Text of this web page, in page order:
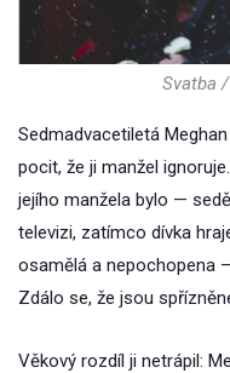
Svatba
Sedmadvacetiletá
pocit, že ji manžel
jejího manžela bylo —
televizi, zatímco dívka
osamělá a nepochopena
Zdálo se, že jsou
Věkový rozdíl ji netrápil: